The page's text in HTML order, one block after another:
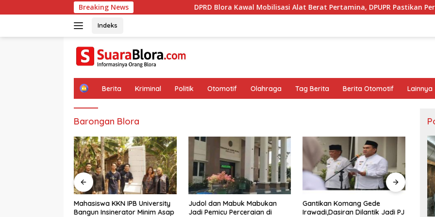
ke
Breaking News DPRD Blora Kawal Mobilisasi Alat Berat Pertamina, DPUPR Pastikan Perbaikan Jalan
Indeks
H
Berita Kriminal Politik Otomotif Olahraga Tag Berita Berita Otomotif Lainnya
Barongan Blora
Mahasiswa KKN IPB University
Bangun Insinerator Minim Asap
Judol dan Mabuk Mabukan
Jadi Pemicu Perceraian di
Gantikan Komang Gede
Irawadi,Dasiran Dilantik Jadi PJ